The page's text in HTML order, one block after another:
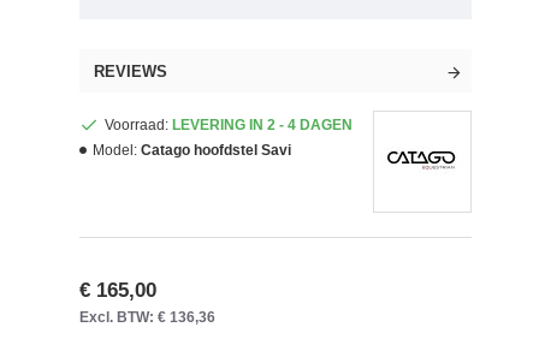
REVIEWS
Voorraad: LEVERING IN 2 - 4 DAGEN
Model: Catago hoofdstel Savi
€ 165,00
Excl. BTW: € 136,36